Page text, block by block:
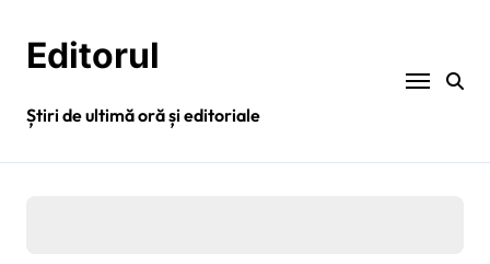
conținutEditorul
Știri de ultimă oră și editoriale